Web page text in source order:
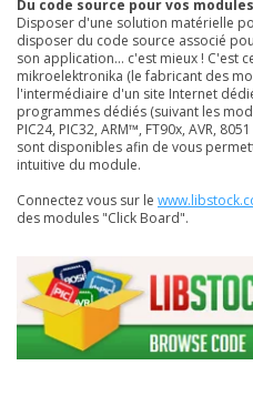
Du code source pour vos
Disposer d'une solution matérielle
disposer du code source associé
son application... c'est mieux ! C'est
mikroelektronika (le fabricant des
l'intermédiaire d'un site Internet
programmes dédiés (suivant les
PIC24, PIC32, ARM™, FT90x, AVR,
sont disponibles afin de vous
intuitive du module.
Connectez vous sur le
des modules "Click Board".